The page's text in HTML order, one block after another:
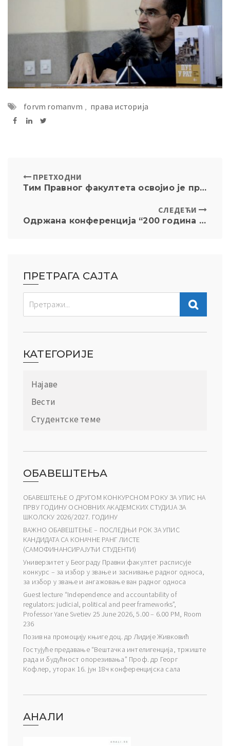
forvm romanvm , права историја
ПРЕТХОДНИ
Тим Правног факултета освојио је прво место и награду за најбољег говорника на такмичењу „Осуди дискриминацију“
СЛЕДЕЋИ
Одржана конференција “200 година од рођења Димитрија Матића”
ПРЕТРАГА САЈТА
КАТЕГОРИЈЕ
Најаве
Вести
Студентске теме
ОБАВЕШТЕЊА
ОБАВЕШТЕЊЕ О ДРУГОМ КОНКУРСНОМ РОКУ ЗА УПИС НА
ПРВУ ГОДИНУ ОСНОВНИХ АКАДЕМСКИХ СТУДИЈА ЗА
ШКОЛСКУ 2026/2027. ГОДИНУ
ВАЖНО ОБАВЕШТЕЊЕ – ПОСЛЕДЊИ РОК ЗА УПИС
КАНДИДАТА СА КОНАЧНЕ РАНГ ЛИСТЕ
(САМОФИНАНСИРАЈУЋИ СТУДЕНТИ)
Универзитет у Београду Правни факултет расписује
конкурс – за избор у звање и заснивање радног односа,
за избор у звање и ангажовање ван радног односа
Guest lecture “Independence and accountability of
regulators: judicial, political and peer frameworks”,
Professor Yane Svetiev 25 June 2026, 5.00 – 6.00 PM, Room
236
Позив на промоцију књиге доц. др Лидије Живковић
Гостујуће предавање “Вештачка интелигенција, тржиште
рада и будућност опорезивања” Проф. др Георг
Кофлер, уторак 16. јун 18ч конференцијска сала
АНАЛИ